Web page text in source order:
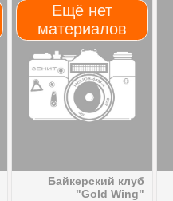
Ещё нет
материалов
Байкерский клуб
"Gold Wing"